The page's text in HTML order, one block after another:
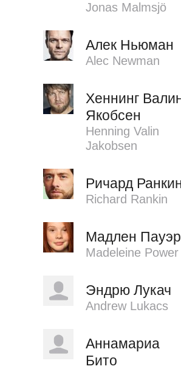
Jonas Malmsjö
Алек Ньюман
Alec Newman
Хеннинг
Якобсен
Henning Valin
Jakobsen
Ричард
Richard Rankin
Мадлен Пауэр
Madeleine Power
Эндрю Лукач
Andrew Lukacs
Аннамариа
Бито